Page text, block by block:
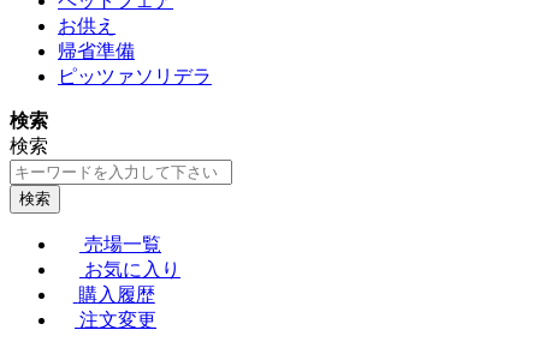
お供え
帰省準備
ピッツァソリデラ
検索
検索
検索
売場一覧
お気に入り
購入履歴
注文変更